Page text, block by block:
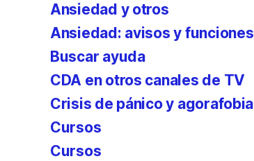
Ansiedad y otros
Ansiedad: avisos y funciones
Buscar ayuda
CDA en otros canales de TV
Crisis de pánico y agorafobia
Cursos
Cursos